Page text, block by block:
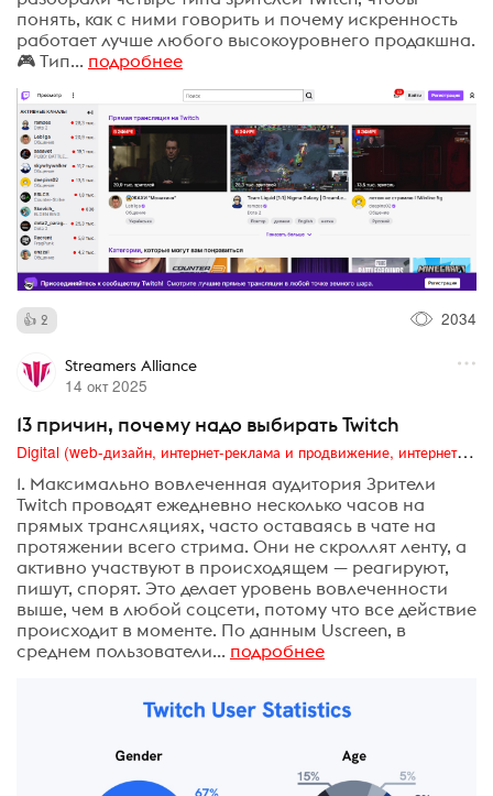
понять, как с ними говорить и почему искренность
работает лучше любого высокоуровнего продакшна.
🎮 Тип... подробнее
2 2034
Streamers Alliance
14 окт 2025
13 причин, почему надо выбирать Twitch
Digital (web-дизайн, интернет-реклама и продвижение, интернет-сообщества и блоги, интернет-коммуникации, мобильный маркетинг, реклама на цифровых экранах)
1. Максимально вовлеченная аудитория Зрители
Twitch проводят ежедневно несколько часов на
прямых трансляциях, часто оставаясь в чате на
протяжении всего стрима. Они не скроллят ленту, а
активно участвуют в происходящем — реагируют,
пишут, спорят. Это делает уровень вовлеченности
выше, чем в любой соцсети, потому что все действие
происходит в моменте. По данным Uscreen, в
среднем пользователи... подробнее